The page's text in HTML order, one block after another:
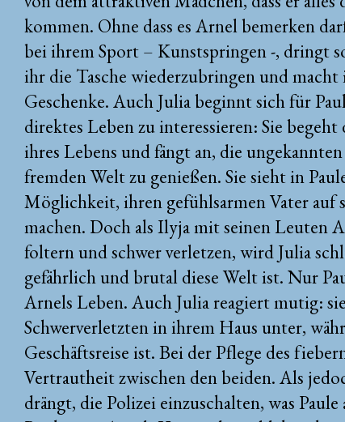
kommen. Ohne dass es Arnel bemerken
bei ihrem Sport – Kunstspringen -, dringt
ihr die Tasche wiederzubringen und
Geschenke. Auch Julia beginnt sich für
direktes Leben zu interessieren: Sie
ihres Lebens und fängt an, die
fremden Welt zu genießen. Sie sieht in
Möglichkeit, ihren gefühlsarmen Vater auf
machen. Doch als Ilyja mit seinen Leuten
foltern und schwer verletzen, wird Julia
gefährlich und brutal diese Welt ist. Nur
Arnels Leben. Auch Julia reagiert mutig:
Schwerverletzten in ihrem Haus unter,
Geschäftsreise ist. Bei der Pflege des
Vertrautheit zwischen den beiden. Als
drängt, die Polizei einzuschalten, was